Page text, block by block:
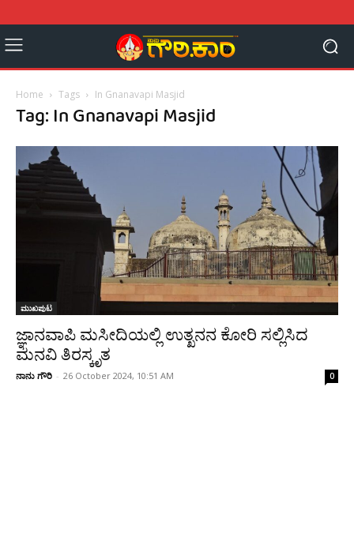
Home Tags In Gnanavapi Masjid
Tag: In Gnanavapi Masjid
ಮುಖಪುಟ
ಜ್ಞಾನವಾಪಿ ಮಸೀದಿಯಲ್ಲಿ ಉತ್ಖನನ ಕೋರಿ ಸಲ್ಲಿಸಿದ
ಮನವಿ ತಿರಸ್ಕೃತ
ನಾನು ಗೌರಿ - 26 October 2024, 10:51 AM 0